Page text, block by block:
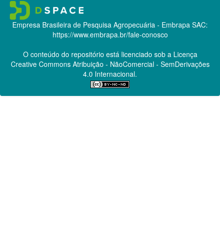
Empresa Brasileira de Pesquisa Agropecuária - Embrapa SAC:
https://www.embrapa.br/fale-conosco
O conteúdo do repositório está licenciado sob a Licença
Creative CommonsAtribuição - NãoComercial - SemDerivações
4.0 Internacional.